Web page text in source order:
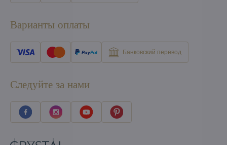
Варианты оплаты
Банковский перевод
Следуйте за нами